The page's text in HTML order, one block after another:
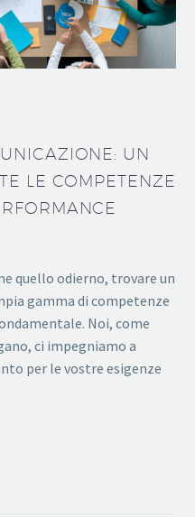
UN
LE COMPETENZE
quello odierno, trovare un
gamma di competenze
Noi, come
ci impegniamo a
per le vostre esigenze